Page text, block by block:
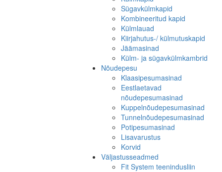
Sügavkülmkapid
Kombineeritud kapid
Külmlauad
Kiirjahutus-/ külmutuskapid
Jäämasinad
Külm- ja sügavkülmkambrid
Nõudepesu
Klaasipesumasinad
Eestlaetavad
nõudepesumasinad
Kuppelnõudepesumasinad
Tunnelnõudepesumasinad
Potipesumasinad
Lisavarustus
Korvid
Väljastusseadmed
Fit System teenindusliin